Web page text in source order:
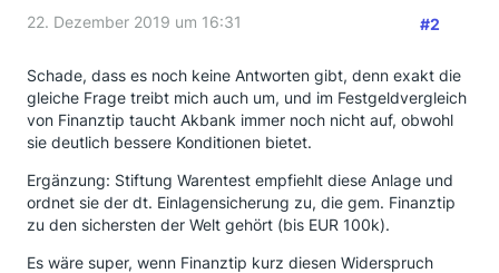
22. Dezember 2019 um 16:31 #2
Schade, dass es noch keine Antworten gibt, denn exakt die
gleiche Frage treibt mich auch um, und im Festgeldvergleich
von Finanztip taucht Akbank immer noch nicht auf, obwohl
sie deutlich bessere Konditionen bietet.
Ergänzung: Stiftung Warentest empfiehlt diese Anlage und
ordnet sie der dt. Einlagensicherung zu, die gem. Finanztip
zu den sichersten der Welt gehört (bis EUR 100k).
Es wäre super, wenn Finanztip kurz diesen Widerspruch